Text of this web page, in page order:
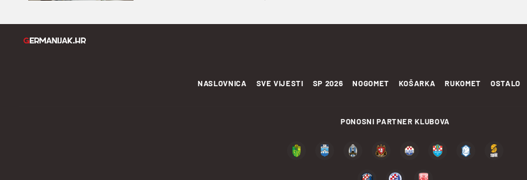
NASLOVNICA SVE VIJESTI SP 2026 NOGOMET KOŠARKA RUKOMET OSTALO
PONOSNI PARTNER KLUBOVA